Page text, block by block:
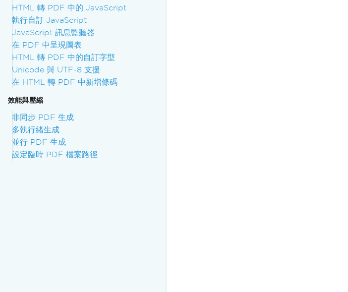
HTML 轉 PDF 中的 JavaScript
執行自訂 JavaScript
JavaScript 訊息監聽器
在 PDF 中呈現圖表
HTML 轉 PDF 中的自訂字型
Unicode 與 UTF-8 支援
在 HTML 轉 PDF 中新增條碼
效能與壓縮
非同步 PDF 生成
多執行緒生成
並行 PDF 生成
設定臨時 PDF 檔案路徑